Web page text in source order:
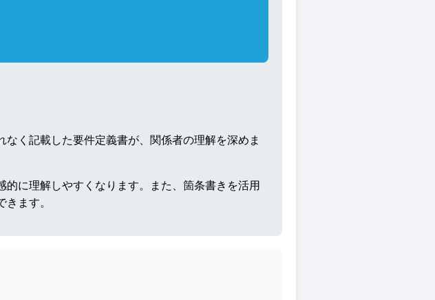
く記載した要件定義書が、関係者の理解を深めま
に理解しやすくなります。また、箇条書きを活用
ます。